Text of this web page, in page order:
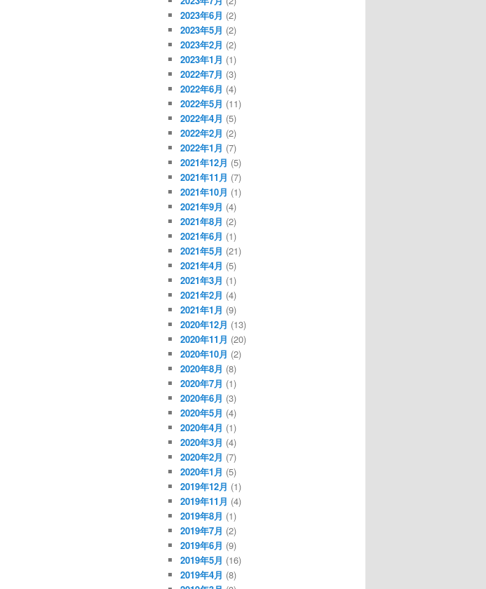
2023年6月 (2)
2023年5月 (2)
2023年2月 (2)
2023年1月 (1)
2022年7月 (3)
2022年6月 (4)
2022年5月 (11)
2022年4月 (5)
2022年2月 (2)
2022年1月 (7)
2021年12月 (5)
2021年11月 (7)
2021年10月 (1)
2021年9月 (4)
2021年8月 (2)
2021年6月 (1)
2021年5月 (21)
2021年4月 (5)
2021年3月 (1)
2021年2月 (4)
2021年1月 (9)
2020年12月 (13)
2020年11月 (20)
2020年10月 (2)
2020年8月 (8)
2020年7月 (1)
2020年6月 (3)
2020年5月 (4)
2020年4月 (1)
2020年3月 (4)
2020年2月 (7)
2020年1月 (5)
2019年12月 (1)
2019年11月 (4)
2019年8月 (1)
2019年7月 (2)
2019年6月 (9)
2019年5月 (16)
2019年4月 (8)